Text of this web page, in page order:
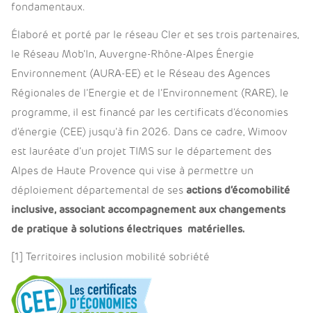
fondamentaux.
Élaboré et porté par le réseau Cler et ses trois partenaires,
le Réseau Mob’In, Auvergne-Rhône-Alpes Énergie
Environnement (AURA-EE) et le Réseau des Agences
Régionales de l’Energie et de l’Environnement (RARE), le
programme, il est financé par les certificats d’économies
d’énergie (CEE) jusqu’à fin 2026. Dans ce cadre, Wimoov
est lauréate d’un projet TIMS sur le département des
Alpes de Haute Provence qui vise à permettre un
déploiement départemental de ses actions d’écomobilité
inclusive, associant accompagnement aux changements
de pratique à solutions électriques matérielles.
[1] Territoires inclusion mobilité sobriété